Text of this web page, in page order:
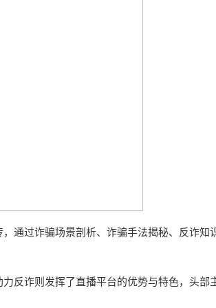
通过诈骗场景剖析、诈骗手法揭秘、反诈知
反诈则发挥了直播平台的优势与特色，头部